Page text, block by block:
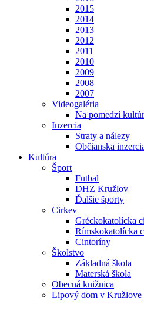
2015
2014
2013
2012
2011
2010
2009
2008
2007
Videogaléria
Na pomedzí kultúr
Inzercia
Straty a nálezy
Občianska
Kultúra
Šport
Futbal
DHZ Kružlov
Ďalšie športy
Cirkev
Gréckokatolícka
Rímskokatolícka
Cintoríny
Školstvo
Základná škola
Materská škola
Obecná knižnica
Lipový dom v Kružlove